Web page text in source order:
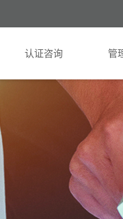
认证咨询 管